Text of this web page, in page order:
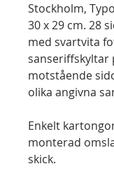
Stockholm,
30 x 29 cm. 28
med svartvita
sanseriffskyltar
motstående
olika angivna
Enkelt
monterad
skick.